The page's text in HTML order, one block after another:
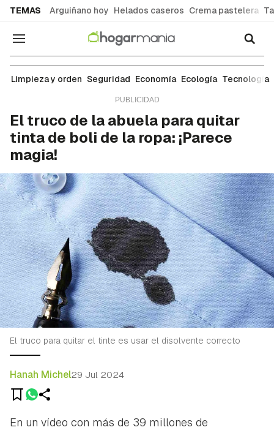
TEMAS Arguiñano hoy Helados caseros Crema pastelera
Navegación
Ropa y tejidos
Limpieza y orden Seguridad Economía Ecología Tecnología
El truco de la abuela para quitar
tinta de boli de la ropa: ¡Parece
magia!
El truco para quitar el tinte es usar el disolvente correcto
Hanah Michel29 Jul 2024
En un vídeo con más de 39 millones de